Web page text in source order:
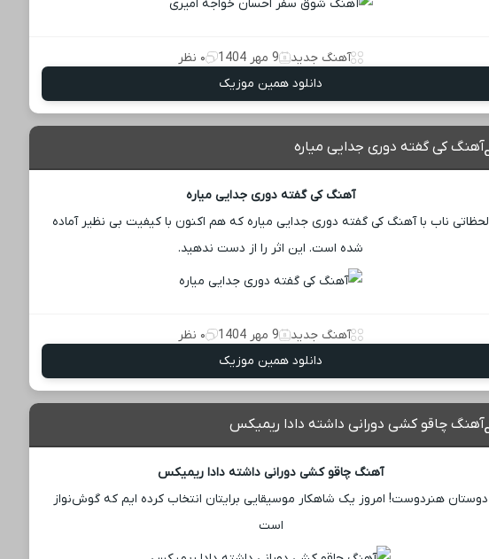
آهنگ جدید 9 مهر 1404
۰ نظر
دانلود همین موزیک
آهنگ کی گفته دوری جدایی میاره
آهنگ کی گفته دوری جدایی میاره
لحظاتی ناب با آهنگ کی گفته دوری جدایی میاره که هم اکنون با کیفیت بی ‌نظیر آماده
شده است. این اثر را از دست ندهید.
آهنگ جدید 9 مهر 1404
۰ نظر
دانلود همین موزیک
آهنگ چاقو کشی دورانی داشته دادا ریمیکس
آهنگ چاقو کشی دورانی داشته دادا ریمیکس
دوستان هنردوست! امروز یک شاهکار موسیقایی برایتان انتخاب کرده ‌ایم که گوش‌نواز
است